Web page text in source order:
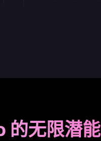
的无限潜能